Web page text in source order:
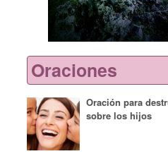
Oraciones
Oración para
sobre los hijos